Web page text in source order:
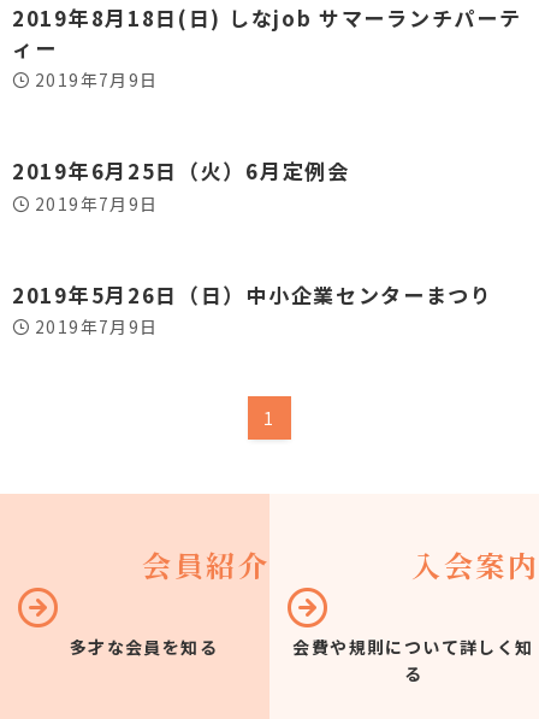
2019年8月18日(日) しなjob サマーランチパーテ
ィー
2019年7月9日
2019年6月25日（火）6月定例会
2019年7月9日
2019年5月26日（日）中小企業センターまつり
2019年7月9日
1
会員紹介
多才な会員を知る
入会案内
会費や規則について詳しく知
る